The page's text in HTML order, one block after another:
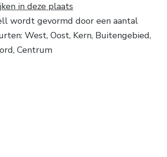
in deze plaats
wordt gevormd door een aantal
West, Oost, Kern, Buitengebied,
Centrum